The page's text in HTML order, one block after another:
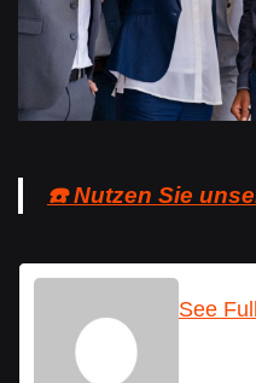
☎️ Nutzen Sie
See